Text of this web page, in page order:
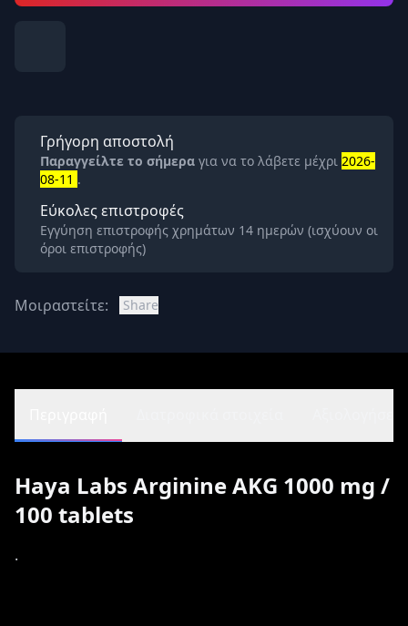
Γρήγορη αποστολή
Παραγγείλτε το σήμερα για να το λάβετε μέχρι 2026-
08-11 .
Εύκολες επιστροφές
Εγγύηση επιστροφής χρημάτων 14 ημερών (ισχύουν οι
όροι επιστροφής)
Μοιραστείτε: Share
Haya Labs Arginine AKG 1000 mg /
100 tablets
.